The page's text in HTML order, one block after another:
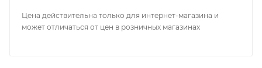
Цена действительна только для интернет-магазина и
может отличаться от цен в розничных магазинах